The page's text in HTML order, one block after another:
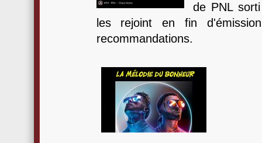
de PNL
les rejoint en fin
recommandations.